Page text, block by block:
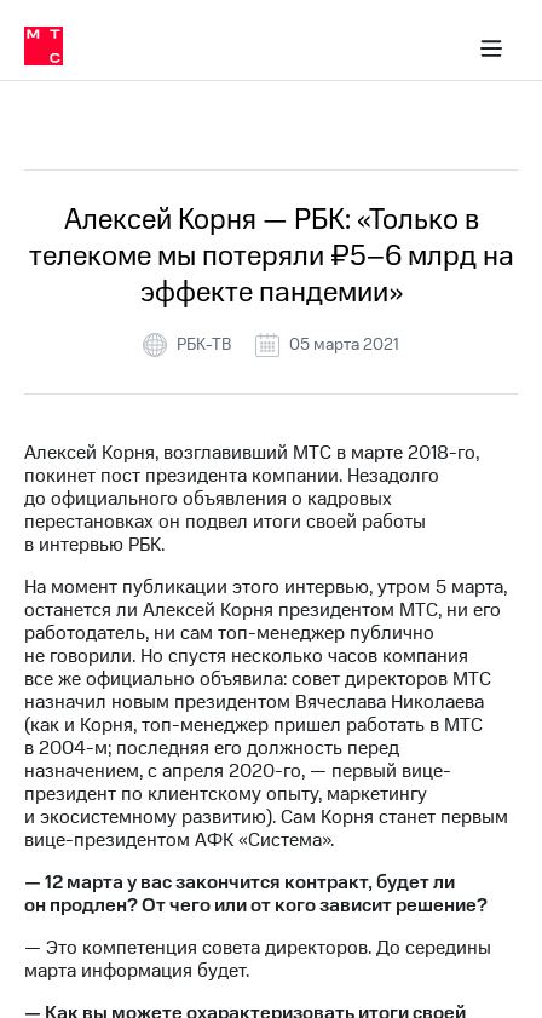
Медиа-центр
и акционерам
Устойчивое развитие
Комплаенс и деловая этика
компании
Карьера
История
компании
Руководство
региона
информация
Контакты
Медиа-центр
Пресс-
релизы
МТС
о технологиях
Достижения
Интервью
Финансовая
отчетность
Контакты
в
регионе
и акционерам
Корпоративное
в МТС
Пресс-
релизы
о технологиях
Алексей Корня — РБК: «Только в
телекоме мы потеряли ₽5–6 млрд на
эффекте пандемии»
РБК-ТВ 05 марта 2021
Алексей Корня, возглавивший МТС в марте 2018-го,
покинет пост президента компании. Незадолго
до официального объявления о кадровых
перестановках он подвел итоги своей работы
в интервью РБК.
На момент публикации этого интервью, утром 5 марта,
останется ли Алексей Корня президентом МТС, ни его
работодатель, ни сам топ-менеджер публично
не говорили. Но спустя несколько часов компания
все же официально объявила: совет директоров МТС
назначил новым президентом Вячеслава Николаева
(как и Корня, топ-менеджер пришел работать в МТС
в 2004-м; последняя его должность перед
назначением, с апреля 2020-го, — первый вице-
президент по клиентскому опыту, маркетингу
и экосистемному развитию). Сам Корня станет первым
вице-президентом АФК «Система».
— 12 марта у вас закончится контракт, будет ли
он продлен? От чего или от кого зависит решение?
— Это компетенция совета директоров. До середины
марта информация будет.